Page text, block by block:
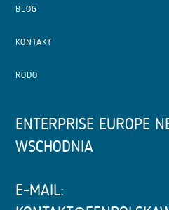
BLOG
KONTAKT
RODO
ENTERPRISE EUROPE
WSCHODNIA
E-MAIL: